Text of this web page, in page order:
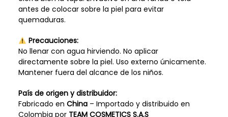
antes de colocar sobre la piel para evitar
quemaduras.
Precauciones:
No llenar con agua hirviendo. No aplicar
directamente sobre la piel. Uso externo únicamente.
Mantener fuera del alcance de los niños.
País de origen y distribuidor:
Fabricado en China– Importado y distribuido en
Colombia por TEAM COSMETICS S.A.S